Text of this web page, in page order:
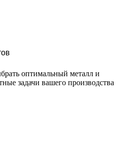
оптимальный металл и
задачи вашего производства